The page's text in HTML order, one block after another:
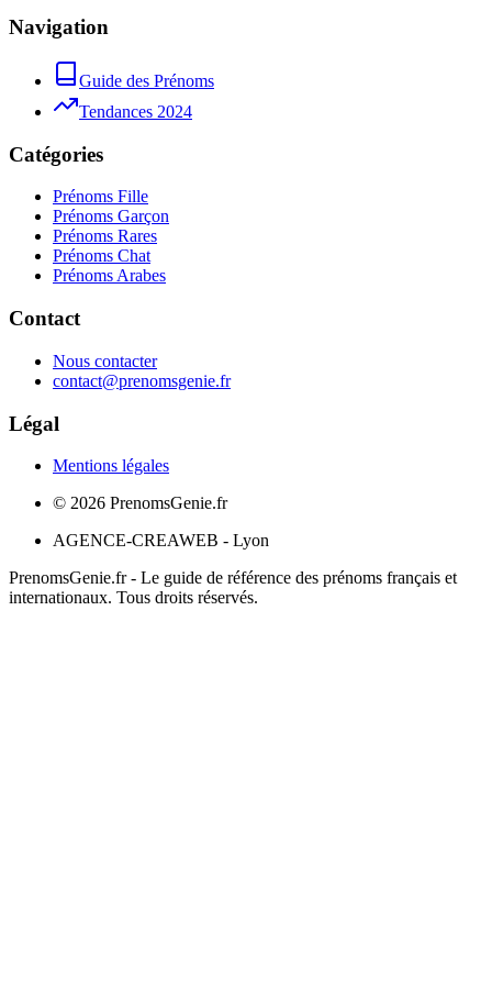
Navigation
Guide des Prénoms
Tendances 2024
Catégories
Prénoms Fille
Prénoms Garçon
Prénoms Rares
Prénoms Chat
Prénoms Arabes
Contact
Nous contacter
contact@prenomsgenie.fr
Légal
Mentions légales
© 2026 PrenomsGenie.fr
AGENCE-CREAWEB - Lyon
PrenomsGenie.fr - Le guide de référence des prénoms français et
internationaux. Tous droits réservés.